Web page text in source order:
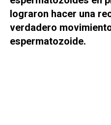
lograron hacer una
verdadero
espermatozoide.